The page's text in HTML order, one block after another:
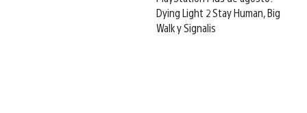
Dying Light 2 Stay Human, Big
Walk y Signalis